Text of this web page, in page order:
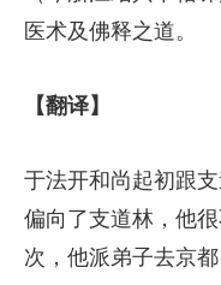
医术及佛释之道。
【翻译】
于法开和尚起初跟
偏向了支道林，他
次，他派弟子去京